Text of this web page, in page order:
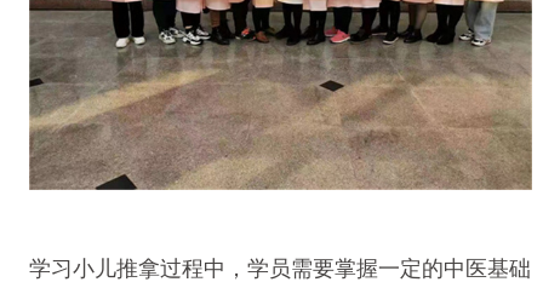
学习小儿推拿过程中，学员需要掌握一定的中医基础